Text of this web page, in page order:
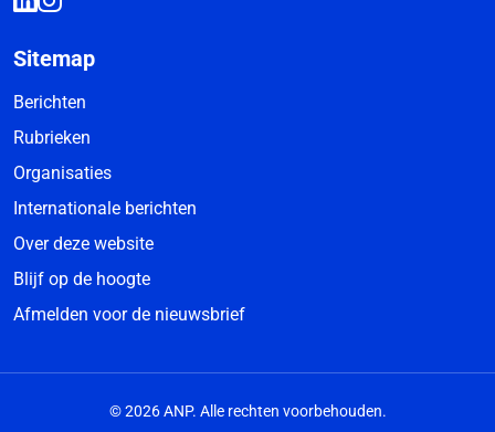
Sitemap
Berichten
Rubrieken
Organisaties
Internationale berichten
Over deze website
Blijf op de hoogte
Afmelden voor de nieuwsbrief
© 2026 ANP. Alle rechten voorbehouden.